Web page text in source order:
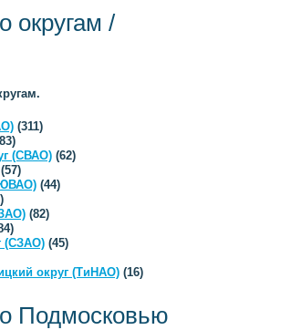
округам /
(311)
(СВАО) (62)
(57)
(44)
(82)
(СЗАО) (45)
округ (ТиНАО) (16)
Подмосковью